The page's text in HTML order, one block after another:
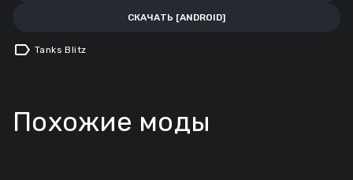
СКАЧАТЬ [ANDROID]
label Tanks Blitz
Похожие моды